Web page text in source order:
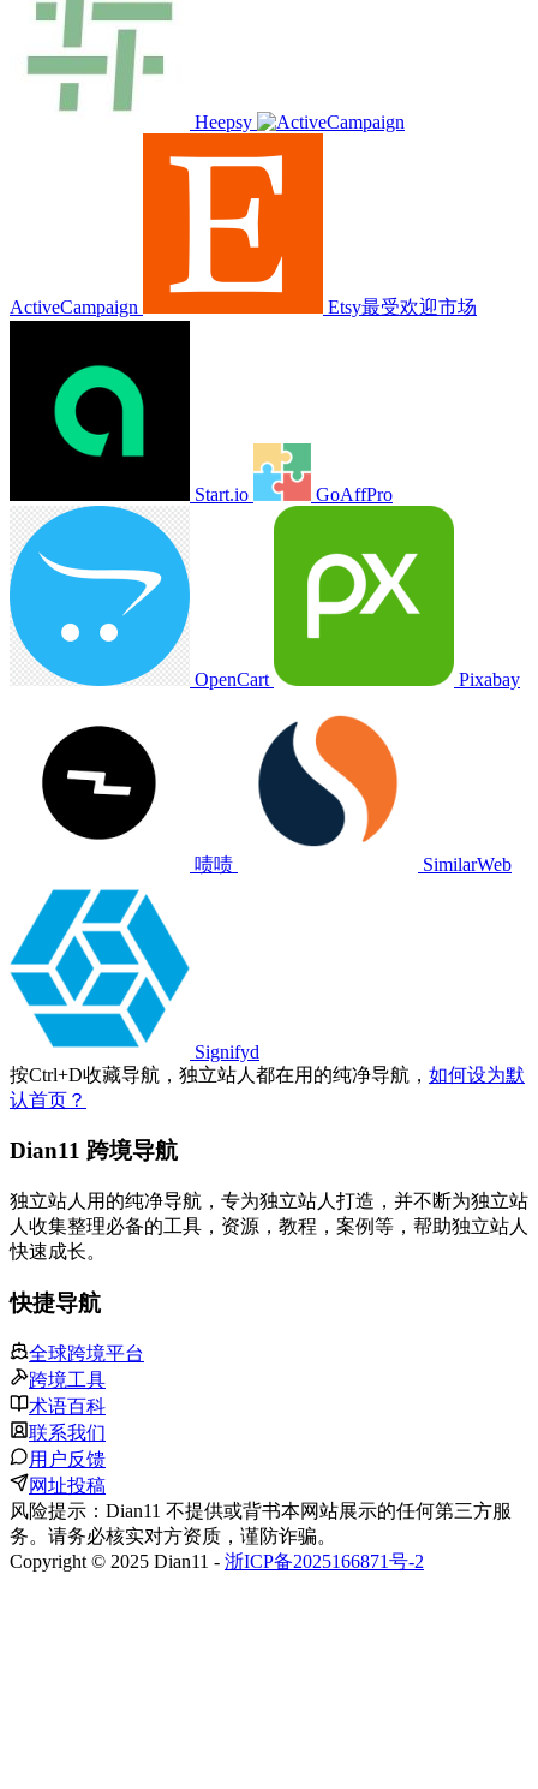
Heepsy
ActiveCampaign Etsy最受欢迎市场
Start.io GoAffPro
OpenCart Pixabay
啧啧 SimilarWeb
Signifyd
按Ctrl+D收藏导航，独立站人都在用的纯净导航， 如何设为默
认首页？
Dian11 跨境导航
独立站人用的纯净导航，专为独立站人打造，并不断为独立站
人收集整理必备的工具，资源，教程，案例等，帮助独立站人
快速成长。
快捷导航
全球跨境平台
跨境工具
术语百科
联系我们
用户反馈
网址投稿
风险提示：Dian11 不提供或背书本网站展示的任何第三方服
务。请务必核实对方资质，谨防诈骗。
Copyright © 2025 Dian11 - 浙ICP备2025166871号-2